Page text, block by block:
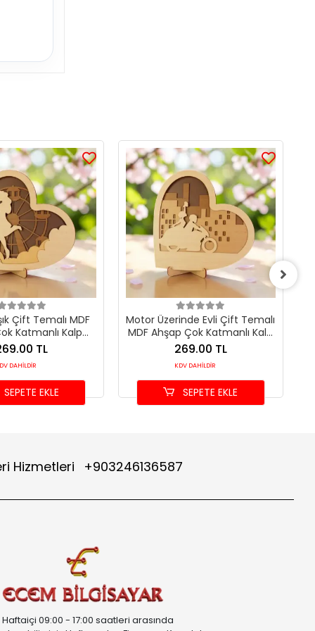
Çift Temalı MDF
Katmanlı Kalp
Dekor
TL
DAHİLDİR
SEPETE EKLE
Motor Üzerinde Evli Çift Temalı
MDF Ahşap Çok Katmanlı Kalp
Masaüstü Dekor
269.00 TL
KDV DAHİLDİR
SEPETE EKLE
Hizmetleri +903246136587
Haftaiçi 09:00 - 17:00 saatleri arasında